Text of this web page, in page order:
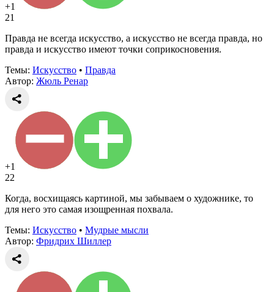
+1
21
Правда не всегда искусство, а искусство не всегда правда, но
правда и искусство имеют точки соприкосновения.
Темы: Искусство • Правда
Автор: Жюль Ренар
+1
22
Когда, восхищаясь картиной, мы забываем о художнике, то
для него это самая изощренная похвала.
Темы: Искусство • Мудрые мысли
Автор: Фридрих Шиллер